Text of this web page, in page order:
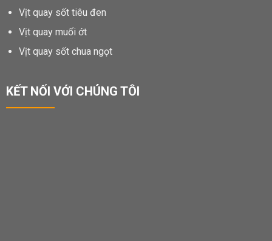
Vịt quay sốt tiêu đen
Vịt quay muối ớt
Vịt quay sốt chua ngọt
KẾT NỐI VỚI CHÚNG TÔI